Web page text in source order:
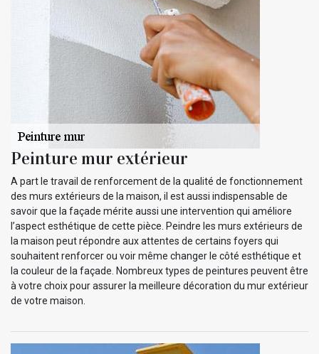
Peinture mur extérieur
A part le travail de renforcement de la qualité de fonctionnement
des murs extérieurs de la maison, il est aussi indispensable de
savoir que la façade mérite aussi une intervention qui améliore
l’aspect esthétique de cette pièce. Peindre les murs extérieurs de
la maison peut répondre aux attentes de certains foyers qui
souhaitent renforcer ou voir même changer le côté esthétique et
la couleur de la façade. Nombreux types de peintures peuvent être
à votre choix pour assurer la meilleure décoration du mur extérieur
de votre maison.